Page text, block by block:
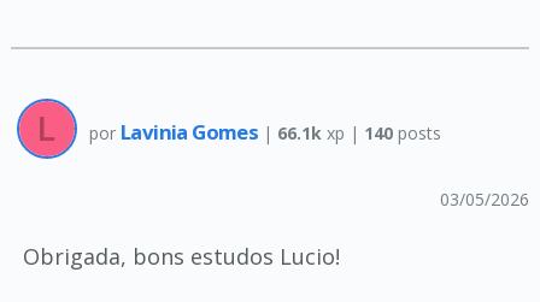
por Lavinia Gomes | 66.1k xp | 140posts
03/05/2026
Obrigada, bons estudos Lucio!